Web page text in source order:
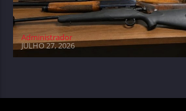
Administrador
JULHO 27, 2026